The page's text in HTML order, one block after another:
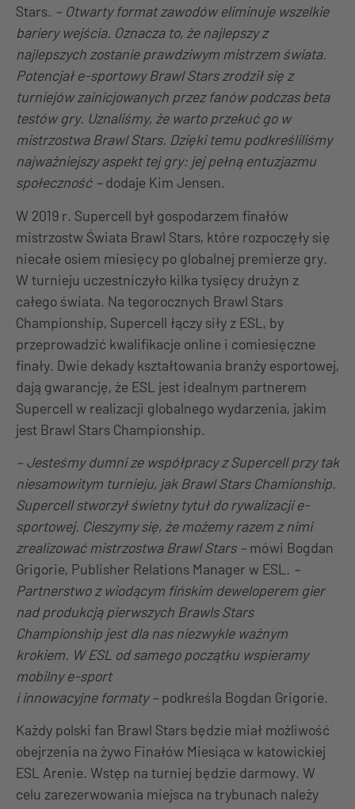
Stars. – Otwarty format zawodów eliminuje wszelkie
bariery wejścia. Oznacza to, że najlepszy z
najlepszych zostanie prawdziwym mistrzem świata.
Potencjał e-sportowy Brawl Stars zrodził się z
turniejów zainicjowanych przez fanów podczas beta
testów gry. Uznaliśmy, że warto przekuć go w
mistrzostwa Brawl Stars. Dzięki temu podkreśliliśmy
najważniejszy aspekt tej gry: jej pełną entuzjazmu
społeczność – dodaje Kim Jensen.
W 2019 r. Supercell był gospodarzem finałów
mistrzostw Świata Brawl Stars, które rozpoczęły się
niecałe osiem miesięcy po globalnej premierze gry.
W turnieju uczestniczyło kilka tysięcy drużyn z
całego świata. Na tegorocznych Brawl Stars
Championship, Supercell łączy siły z ESL, by
przeprowadzić kwalifikacje online i comiesięczne
finały. Dwie dekady kształtowania branży esportowej,
dają gwarancję, że ESL jest idealnym partnerem
Supercell w realizacji globalnego wydarzenia, jakim
jest Brawl Stars Championship.
– Jesteśmy dumni ze współpracy z Supercell przy tak
niesamowitym turnieju, jak Brawl Stars Chamionship.
Supercell stworzył świetny tytuł do rywalizacji e-
sportowej. Cieszymy się, że możemy razem z nimi
zrealizować mistrzostwa Brawl Stars – mówi Bogdan
Grigorie, Publisher Relations Manager w ESL . –
Partnerstwo z wiodącym fińskim deweloperem gier
nad produkcją pierwszych Brawls Stars
Championship jest dla nas niezwykle ważnym
krokiem. W ESL od samego początku wspieramy
mobilny e-sport
i innowacyjne formaty – podkreśla Bogdan Grigorie.
Każdy polski fan Brawl Stars będzie miał możliwość
obejrzenia na żywo Finałów Miesiąca w katowickiej
ESL Arenie. Wstęp na turniej będzie darmowy. W
celu zarezerwowania miejsca na trybunach należy